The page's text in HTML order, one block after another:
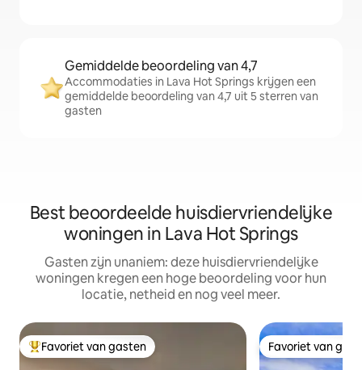
Gemiddelde beoordeling van 4,7
Accommodaties in Lava Hot Springs krijgen een
gemiddelde beoordeling van 4,7 uit 5 sterren van
gasten
Best beoordeelde huisdiervriendelijke
woningen in Lava Hot Springs
Gasten zijn unaniem: deze huisdiervriendelijke
woningen kregen een hoge beoordeling voor hun
locatie, netheid en nog veel meer.
Topfavoriet van gasten
Favoriet van gasten Favoriet van
Favoriet van